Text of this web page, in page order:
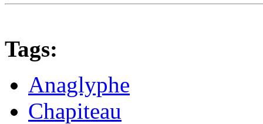
Tags:
Anaglyphe
Chapiteau